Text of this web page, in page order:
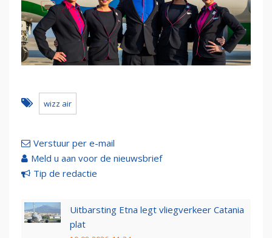
wizz air
Verstuur per e-mail
Meld u aan voor de nieuwsbrief
Tip de redactie
Uitbarsting Etna legt vliegverkeer Catania
plat